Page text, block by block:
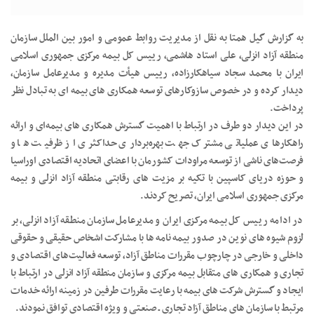
به گزارش گیل همتا به نقل از مدیریت روابط عمومی و امور بین الملل سازمان
منطقه آزاد انزلی، علی استاد هاشمی، رییس کل بیمه مرکزی جمهوری اسلامی
ایران با محمد سجاد سیاهکارزاده، رییس هیأت مدیره و مدیرعامل سازمان،
دیدار کرده و در خصوص سازوکارهای توسعه همکاری های بیمه ای به تبادل نظر
پرداخت.
در این دیدار دو طرف در ارتباط با اهمیت گسترش همکاری های بیمه‌ای و ارائه
راهکارهای عملیاتی مشترک جهت بهره‌برداری حداکثری از ظرفیت ها و
فرصت‌های ناشی از توسعه مراودات کشورمان با اعضای اتحادیه اقتصادی اوراسیا
و حوزه دریای کاسپین با تکیه بر مزیت های رقابتی منطقه آزاد انزلی و بیمه
مرکزی جمهوری اسلامی ایران، تصریح کردند.
در ادامه رییس کل بیمه مرکزی ایران و مدیرعامل سازمان منطقه آزاد انزلی، بر
لزوم شیوه های نوین در صدور بیمه نامه ها با مشارکت اشخاص حقیقی و حقوقی
داخلی و خارجی در چارچوب مقررات مناطق آزاد، توسعه فعالیت‌های اقتصادی و
تجاری و همکاری های متقابل بیمه مرکزی و سازمان منطقه آزاد انزلی در ارتباط با
ایجاد و گسترش شرکت های بیمه با رعایت مقررات طرفین در زمینه ارائه خدمات
مرتبط با سازمان های مناطق آزاد تجاری ـ صنعتی و ویژه اقتصادی توافق نمودند.